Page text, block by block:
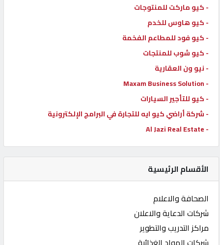
- كيو ماركت للمنتوجات
- كيو هاوس للخدم
- كيو فود للمطاعم الفخمة
- كيو شوب للمنتجات
- نيو ون العقارية
- Maxam Business Solution
- كيو للتأجير السيارات
- شركة أراضي كيو ايه للتجارة في البرامج الإلكترونية
- Al Jazi Real Estate
الأقسام الرئيسية
الصحافة والاعلام
شركات الدعاية والاعلان
مراكز التدريب والتطوير